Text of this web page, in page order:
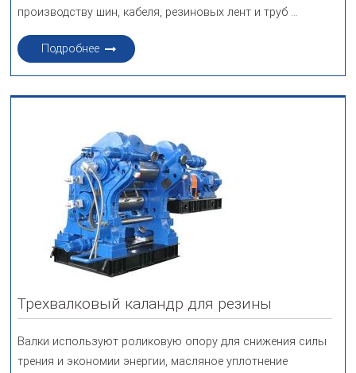
производству шин, кабеля, резиновых лент и труб ...
Подробнее
Трехвалковый каландр для резины
Валки используют роликовую опору для снижения силы
трения и экономии энергии, масляное уплотнение